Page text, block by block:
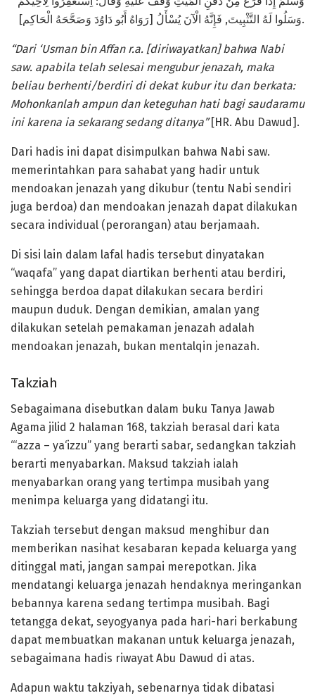
وَسَلُوا لَهُ التَّثْبِيتَ, فَإِنَّهُ الْآنَ يُسْأَلُ [رَوَاهُ أَبُو دَاوُدَ وَصَحَّحَهُ الْحَاكِم].
“Dari ‘Usman bin Affan r.a. [diriwayatkan] bahwa Nabi
saw. apabila telah selesai mengubur jenazah, maka
beliau berhenti/berdiri di dekat kubur itu dan berkata:
Mohonkanlah ampun dan keteguhan hati bagi saudaramu
ini karena ia sekarang sedang ditanya”[HR. Abu Dawud].
Dari hadis ini dapat disimpulkan bahwa Nabi saw.
memerintahkan para sahabat yang hadir untuk
mendoakan jenazah yang dikubur (tentu Nabi sendiri
juga berdoa) dan mendoakan jenazah dapat dilakukan
secara individual (perorangan) atau berjamaah.
Di sisi lain dalam lafal hadis tersebut dinyatakan
“waqafa” yang dapat diartikan berhenti atau berdiri,
sehingga berdoa dapat dilakukan secara berdiri
maupun duduk. Dengan demikian, amalan yang
dilakukan setelah pemakaman jenazah adalah
mendoakan jenazah, bukan mentalqin jenazah.
Takziah
Sebagaimana disebutkan dalam buku Tanya Jawab
Agama jilid 2 halaman 168, takziah berasal dari kata
“‘azza – ya‘izzu” yang berarti sabar, sedangkan takziah
berarti menyabarkan. Maksud takziah ialah
menyabarkan orang yang tertimpa musibah yang
menimpa keluarga yang didatangi itu.
Takziah tersebut dengan maksud menghibur dan
memberikan nasihat kesabaran kepada keluarga yang
ditinggal mati, jangan sampai merepotkan. Jika
mendatangi keluarga jenazah hendaknya meringankan
bebannya karena sedang tertimpa musibah. Bagi
tetangga dekat, seyogyanya pada hari-hari berkabung
dapat membuatkan makanan untuk keluarga jenazah,
sebagaimana hadis riwayat Abu Dawud di atas.
Adapun waktu takziyah, sebenarnya tidak dibatasi